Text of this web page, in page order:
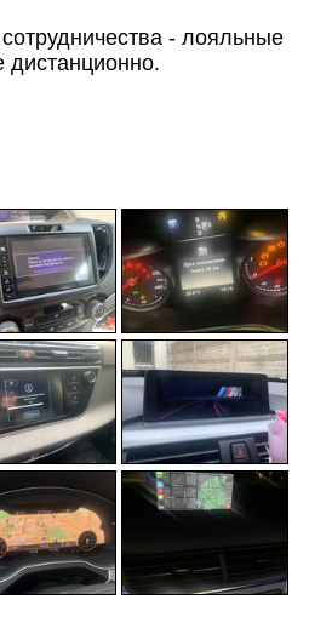
- лояльные
дистанционно.